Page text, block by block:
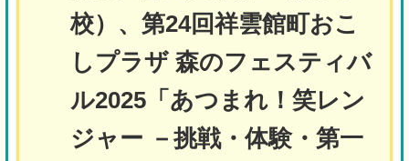
校）、第24回祥雲館町おこ
しプラザ 森のフェスティバ
ル2025「あつまれ！笑レン
ジャー －挑戦・体験・第一